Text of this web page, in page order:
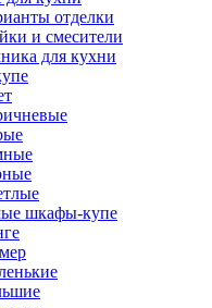
отделки
и смесители
для кухни
шкафы-купе